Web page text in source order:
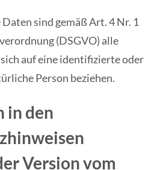
sind gemäß Art. 4 Nr. 1
(DSGVO) alle
auf eine identifizierte oder
Person beziehen.
in den
Version vom